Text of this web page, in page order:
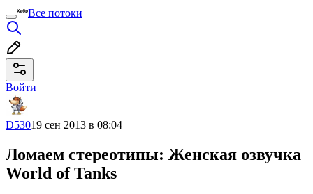
Все потоки
Войти
D53019 сен 2013 в 08:04
Ломаем стереотипы: Женская озвучка
World of Tanks